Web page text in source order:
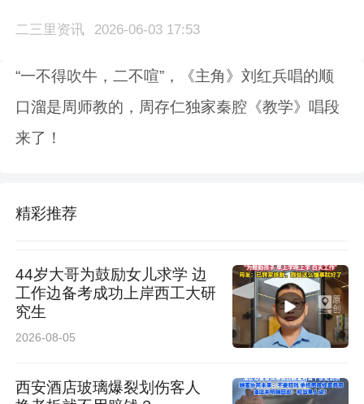
二三里资讯 2026-06-03 17:53
“一不得吹牛，二不喧”，《主角》刘红兵唱的顺
口溜是周师教的，周存仁独家秦腔《教学》唱段
来了！
精彩推荐
44岁大哥为鼓励女儿求学 边
工作边备考成功上岸西工大研
究生
2026-08-05
西安酒店玻璃爆裂划伤客人